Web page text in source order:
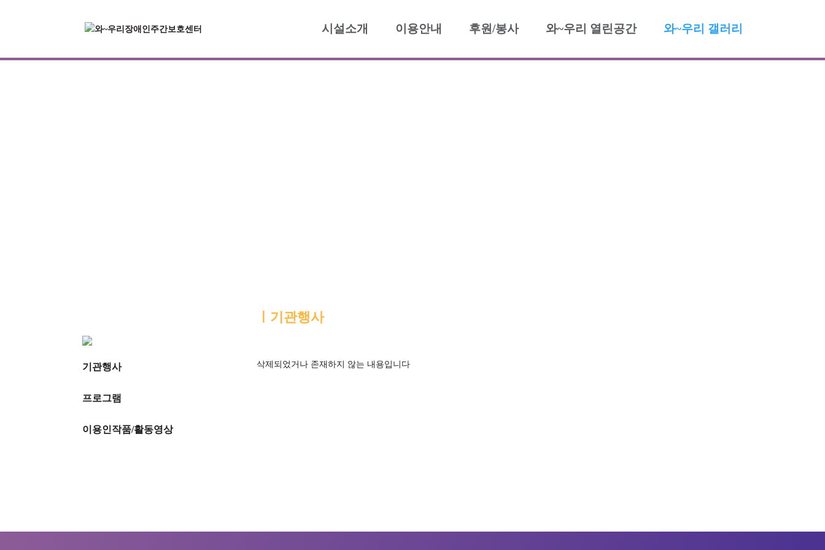
시설소개 이용안내 후원/봉사 와~우리 열린공간 와~우리 갤러리
기관행사
프로그램
이용인작품/활동영상
ㅣ기관행사
삭제되었거나 존재하지 않는 내용입니다